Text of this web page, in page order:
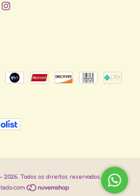
- 2026. Todos os direitos reservados.